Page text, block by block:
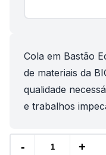
Cola em Bastão
de materiais da
qualidade
e trabalhos
- +